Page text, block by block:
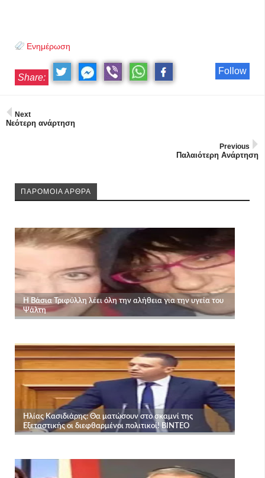
Ενημέρωση
Follow
Share:
Next
Νεότερη ανάρτηση
Previous
Παλαιότερη Ανάρτηση
ΠΑΡΟΜΟΙΑ ΑΡΘΡΑ